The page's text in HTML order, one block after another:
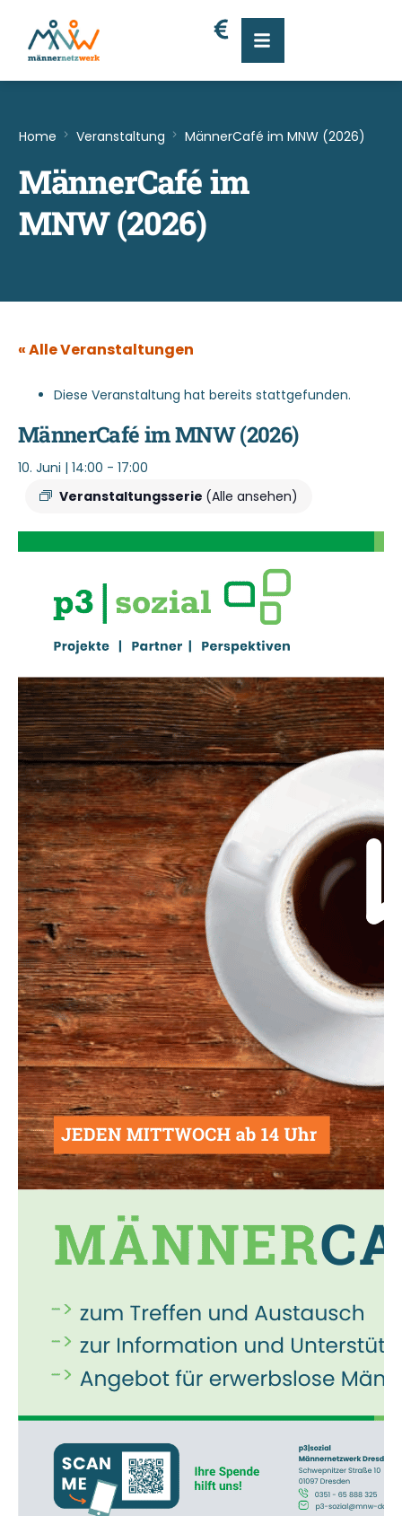
Home Veranstaltung MännerCafé im MNW (2026)
MännerCafé im
MNW (2026)
« Alle Veranstaltungen
Diese Veranstaltung hat bereits stattgefunden.
MännerCafé im MNW (2026)
10. Juni | 14:00 - 17:00
Veranstaltungsserie (Alle ansehen)